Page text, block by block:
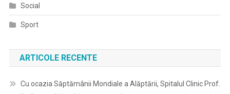
Social
Sport
ARTICOLE RECENTE
Cu ocazia Săptămânii Mondiale a Alăptării, Spitalul Clinic Prof.